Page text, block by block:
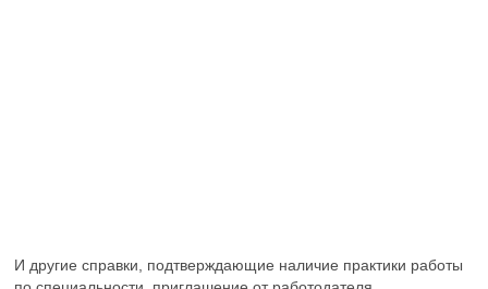
И другие справки, подтверждающие наличие практики работы